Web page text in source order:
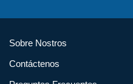
Sobre Nostros
Contáctenos